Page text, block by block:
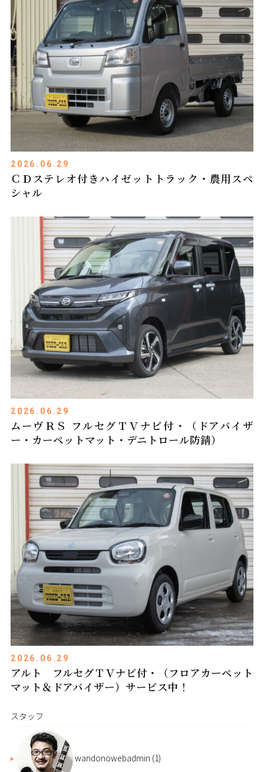
2026.06.29
ＣＤステレオ付きハイゼットトラック・農用スペ
シャル
2026.06.29
ムーヴＲＳ フルセグＴＶナビ付・（ドアバイザ
ー・カーペットマット・デニトロール防錆）
2026.06.29
アルト フルセグＴＶナビ付・（フロアカーペット
マット＆ドアバイザー）サービス中！
スタッフ
wandonowebadmin (1)